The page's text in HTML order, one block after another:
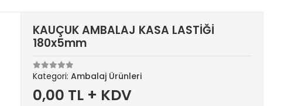
KAUÇUK AMBALAJ KASA LASTİĞİ
180x5mm
Kategori: Ambalaj Ürünleri
0,00 TL + KDV